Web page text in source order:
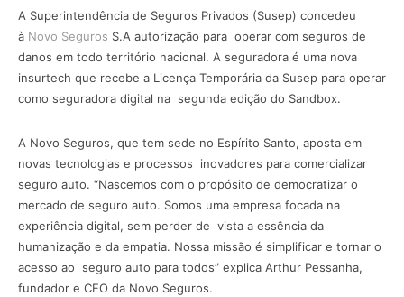
A Superintendência de Seguros Privados (Susep) concedeu
à Novo Seguros S.A autorização para operar com seguros de
danos em todo território nacional. A seguradora é uma nova
insurtech que recebe a Licença Temporária da Susep para operar
como seguradora digital na segunda edição do Sandbox.
A Novo Seguros, que tem sede no Espírito Santo, aposta em
novas tecnologias e processos inovadores para comercializar
seguro auto. “Nascemos com o propósito de democratizar o
mercado de seguro auto. Somos uma empresa focada na
experiência digital, sem perder de vista a essência da
humanização e da empatia. Nossa missão é simplificar e tornar o
acesso ao seguro auto para todos” explica Arthur Pessanha,
fundador e CEO da Novo Seguros.